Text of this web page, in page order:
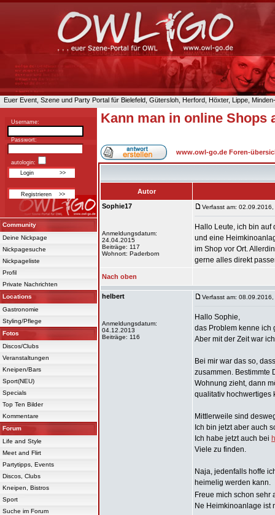
Euer Event, Szene und Party Portal für Bielefeld, Gütersloh, Herford, Höxter, Lippe,
Username:
Passwort:
autologin:
Community
Deine Nickpage
Nickpagesuche
Nickpageliste
Profil
Private Nachrichten
Locations
Gastronomie
Styling/Pflege
Fotos
Discos/Clubs
Veranstaltungen
Kneipen/Bars
Sport(NEU)
Specials
Top Ten Bilder
Kommentare
Forum
Life and Style
Meet and Flirt
Partytipps, Events
Discos, Clubs
Kneipen, Bistros
Sport
Suche im Forum
Kann man in online Shops
www.owl-go.de Foren-
Autor
Sophie17
Anmeldungsdatum:
24.04.2015
Beiträge: 117
Wohnort: Paderborn
Verfasst am:
Hallo Leute, ich bin
und eine
im Shop vor Ort.
gerne alles direkt
Nach oben
helbert
Anmeldungsdatum:
04.12.2013
Beiträge: 116
Verfasst am:
Hallo Sophie,
das Problem kenne ich
Aber mit der Zeit war
Bei mir war das so,
zusammen. Bestimmte
Wohnung zieht, dann
qualitativ hochwertiges
Mittlerweile sind
Ich bin jetzt aber auch
Ich habe jetzt auch bei
Viele zu finden.
Naja, jedenfalls hoffe
heimelig werden kann.
Freue mich schon sehr
Ne Heimkinoanlage ist